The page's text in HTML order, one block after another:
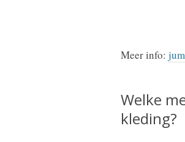
Meer info:
Welke
kleding?